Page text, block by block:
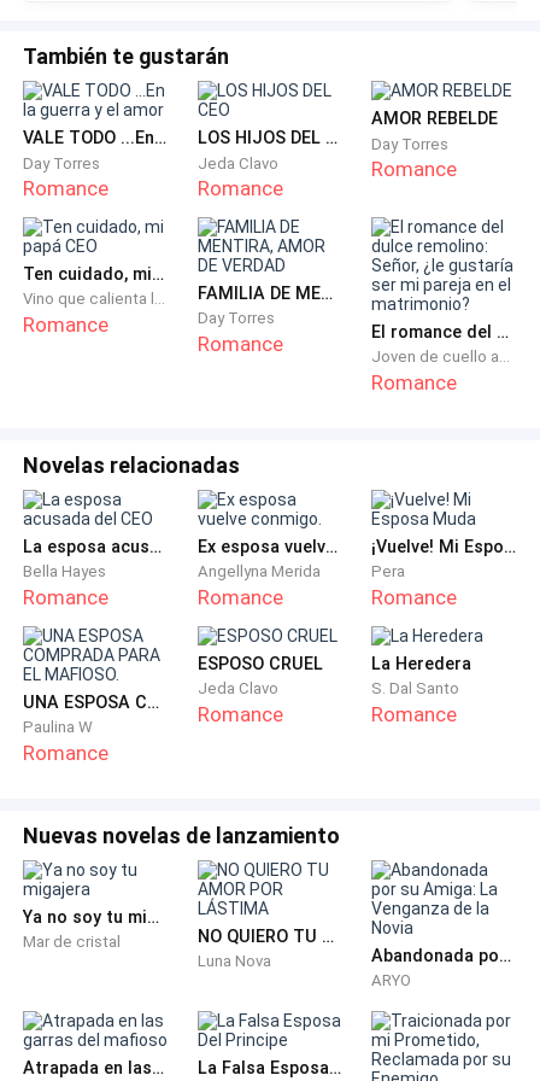
—Entonces… —su voz es un hilo quebradizo— ¿No
podemos hacer nada más? ¿La dejarán morir
simplemente porque no tengo ese dinero?
Lo mira con una mezcla de reproche y agonía. Sus
ojos, enrojecidos por la vigilia, se nublan rápidamente.
Una lágrima solitaria traza un surco amargo en su
mejilla.
—Lo lamento, de verdad lo lamento —responde el
médico con una empatía profesional que no le sirve
de consuelo—. Por ahora, solo podemos suministrarle
protocolo de pago. El proceso es necesario y
obligatorio. Permiso.
El hombre se retira, dejándola sumergida en un vacío
denso y asfixiante. A su alrededor, la vida sigue:
pacientes entran en camillas, el personal corre de un
lado a otro, pero Gildris permanece estática, sin
siquiera parpadear. El silencio en su cabeza es
absoluto, interrumpido solo por los ecos de sus
propios reproches hacia la vida. El destino nunca ha
nacimiento; luego, la desdicha se instaló en su hogar
como un huésped permanente. La enfermedad entró
en sus vidas con la misma puntualidad cruel que las
facturas vencidas en el buzón.
obligada a retirar a su madre del hospital. Empuja la
silla de ruedas por las calles de Delano, bajo una luz
También te gustarán
VALE TODO ...En la guerra y el amor
Day Torres
Romance
LOS HIJOS DEL CEO
Jeda Clavo
Romance
AMOR REBELDE
Day Torres
Romance
Ten cuidado, mi papá CEO
Vino que calienta las flores
Romance
FAMILIA DE MENTIRA, AMOR DE VERDAD
Day Torres
Romance El romance del dulce remolino: Señor, ¿le gustaría ser mi pareja en el matrimonio?
Joven de cuello azul
Romance
Novelas relacionadas
La esposa acusada del CEO
Bella Hayes
Romance
Ex esposa vuelve conmigo.
Angellyna Merida
Romance
¡Vuelve! Mi Esposa Muda
Pera
Romance
UNA ESPOSA COMPRADA PARA EL MAFIOSO.
Paulina W
Romance
ESPOSO CRUEL
Jeda Clavo
Romance
La Heredera
S. Dal Santo
Romance
Nuevas novelas de lanzamiento
Ya no soy tu migajera
Mar de cristal NO QUIERO TU AMOR POR LÁSTIMA
Luna Nova Abandonada por su Amiga: La Venganza de la Novia
ARYO
Atrapada en las garras del mafioso La Falsa Esposa Del Principe